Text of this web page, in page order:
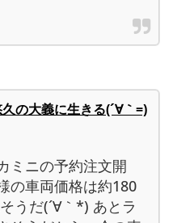
の大義に生きる(´∀｀=)
ミニの予約注文開
の車両価格は約180
うだ(´∀｀*) あとラ